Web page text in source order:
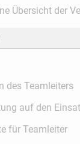
Übersicht der
des Teamleiters
auf den
für Teamleiter